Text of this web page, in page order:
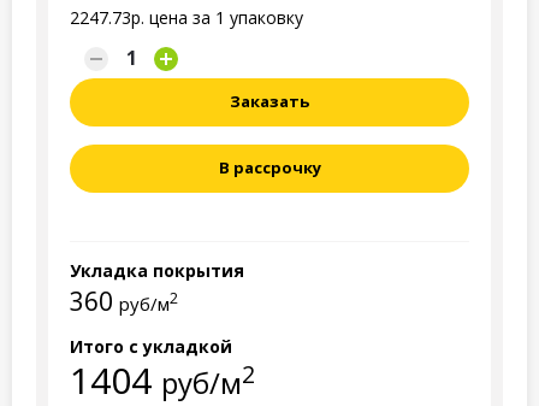
2247.73р. цена за 1 упаковку
Заказать
В рассрочку
Укладка покрытия
360 руб/м2
Итого с укладкой
1404 руб/м2